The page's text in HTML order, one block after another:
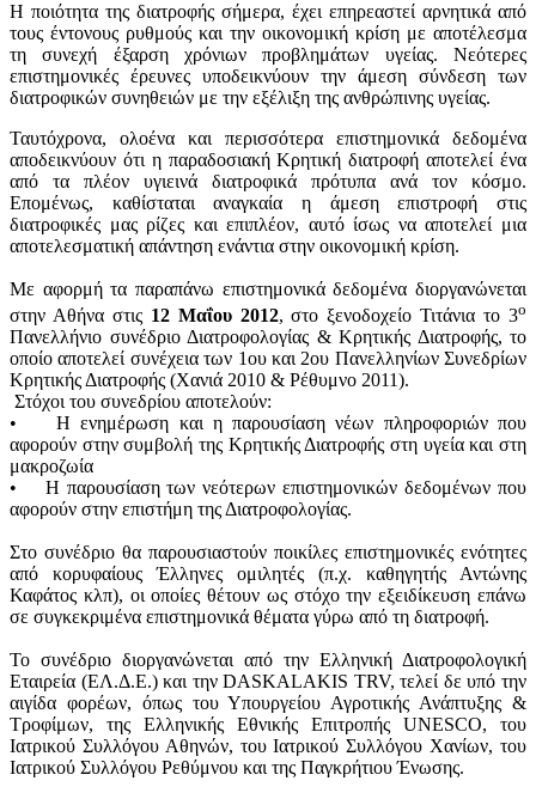
Η ποιότητα της διατροφής σήμερα, έχει επηρεαστεί αρνητικά από
τους έντονους ρυθμούς και την οικονομική κρίση με αποτέλεσμα
τη συνεχή έξαρση χρόνιων προβλημάτων υγείας. Νεότερες
επιστημονικές έρευνες υποδεικνύουν την άμεση σύνδεση των
διατροφικών συνηθειών με την εξέλιξη της ανθρώπινης υγείας.
Ταυτόχρονα, ολοένα και περισσότερα επιστημονικά δεδομένα
αποδεικνύουν ότι η παραδοσιακή Κρητική διατροφή αποτελεί ένα
από τα πλέον υγιεινά διατροφικά πρότυπα ανά τον κόσμο.
Επομένως, καθίσταται αναγκαία η άμεση επιστροφή στις
διατροφικές μας ρίζες και επιπλέον, αυτό ίσως να αποτελεί μια
αποτελεσματική απάντηση ενάντια στην οικονομική κρίση.
Με αφορμή τα παραπάνω επιστημονικά δεδομένα διοργανώνεται
στην Αθήνα στις 12 Μαΐου 2012, στο ξενοδοχείο Τιτάνια το 3ο
Πανελλήνιο συνέδριο Διατροφολογίας & Κρητικής Διατροφής, το
οποίο αποτελεί συνέχεια των 1ου και 2ου Πανελληνίων Συνεδρίων
Κρητικής Διατροφής (Χανιά 2010 & Ρέθυμνο 2011).
Στόχοι του συνεδρίου αποτελούν:
• Η ενημέρωση και η παρουσίαση νέων πληροφοριών που
αφορούν στην συμβολή της Κρητικής Διατροφής στη υγεία και στη
μακροζωία
• Η παρουσίαση των νεότερων επιστημονικών δεδομένων που
αφορούν στην επιστήμη της Διατροφολογίας.
Στο συνέδριο θα παρουσιαστούν ποικίλες επιστημονικές ενότητες
από κορυφαίους Έλληνες ομιλητές (π.χ. καθηγητής Αντώνης
Καφάτος κλπ), οι οποίες θέτουν ως στόχο την εξειδίκευση επάνω
σε συγκεκριμένα επιστημονικά θέματα γύρω από τη διατροφή.
Το συνέδριο διοργανώνεται από την Ελληνική Διατροφολογική
Εταιρεία (ΕΛ.Δ.Ε.) και την DASKALAKIS TRV, τελεί δε υπό την
αιγίδα φορέων, όπως του Υπουργείου Αγροτικής Ανάπτυξης &
Τροφίμων, της Ελληνικής Εθνικής Επιτροπής UNESCO, του
Ιατρικού Συλλόγου Αθηνών, του Ιατρικού Συλλόγου Χανίων, του
Ιατρικού Συλλόγου Ρεθύμνου και της Παγκρήτιου Ένωσης.